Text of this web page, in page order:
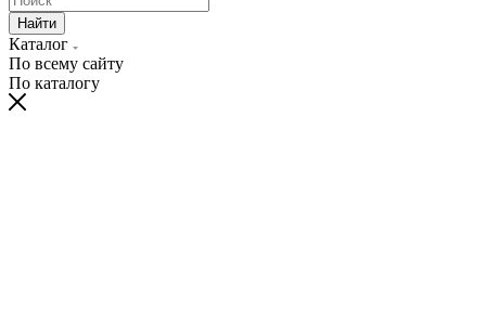
Найти
Каталог
По всему сайту
По каталогу